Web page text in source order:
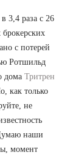
3,4 раза с 26
с потерей
Ротшильд
дома Тритрен
как только
не
наши
момент